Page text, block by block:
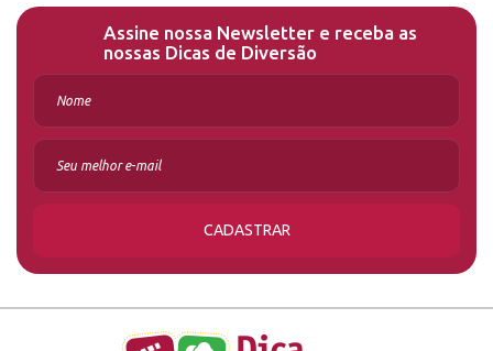
Assine nossa Newsletter e receba as
nossas Dicas de Diversão
CADASTRAR